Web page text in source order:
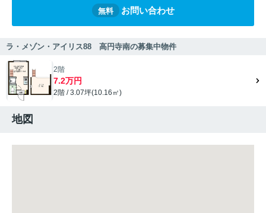
無料 お問い合わせ
ラ・メゾン・アイリス88 高円寺南の募集中物件
2階
7.2万円
2階 / 3.07坪(10.16㎡)
地図